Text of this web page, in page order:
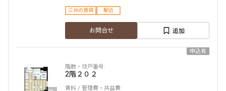
三井の賃貸 駅近
お問合せ 追加
申込有
2階２０２